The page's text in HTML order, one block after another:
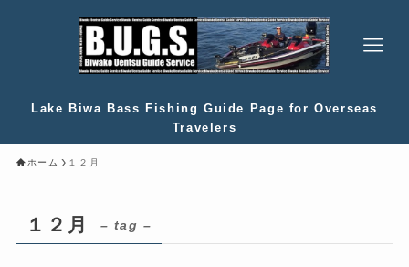
Lake Biwa Bass Fishing Guide Page for Overseas
Travelers
ホーム １２月
１２月 – tag –